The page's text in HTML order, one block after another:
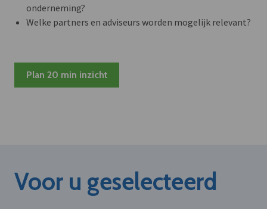
onderneming?
Welke partners en adviseurs worden mogelijk relevant?
Plan 20 min inzicht
Voor u geselecteerd